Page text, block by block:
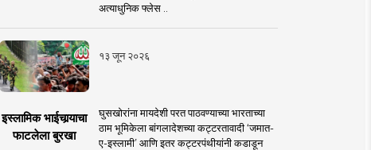
अत्याधुनिक फ्लेस ..
१३ जून २०२६
इस्लामिक भाईचार्‍याचा
फाटलेला बुरखा
घुसखोरांना मायदेशी परत पाठवण्याच्या भारताच्या
ठाम भूमिकेला बांगलादेशच्या कट्टरतावादी ‘जमात-
ए-इस्लामी’ आणि इतर कट्टरपंथीयांनी कडाडून